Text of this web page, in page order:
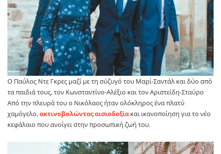
Ο Παύλος Ντε Γκρες μαζί με τη σύζυγό του Μαρί-Σαντάλ και δύο από
τα παιδιά τους, τον Κωνσταντίνο-Αλέξιο και τον Αριστείδη-Σταύρο
Από την πλευρά του ο Νικόλαος ήταν ολόκληρος ένα πλατύ
χαμόγελο,ακτινοβολώντας αισιοδοξία και ικανοποίηση για το νέο
κεφάλαιο που ανοίγει στην προσωπική ζωή του.